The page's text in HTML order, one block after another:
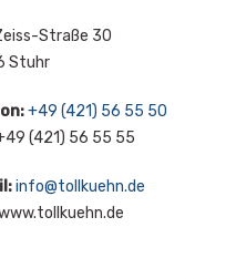
Straße 30
Stuhr
+49 (421) 56 55 50
(421) 56 55 55
info@tollkuehn.de